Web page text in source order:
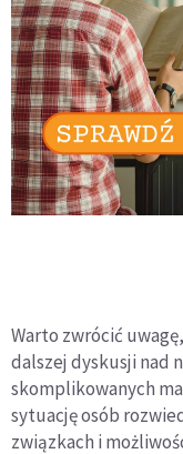
Warto zwrócić
dalszej dyskusji nad
skomplikowanych
sytuację osób
związkach i